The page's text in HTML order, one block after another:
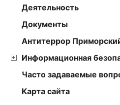
Деятельность
Документы
Антитеррор
Информационная
Часто задаваемые
Карта сайта